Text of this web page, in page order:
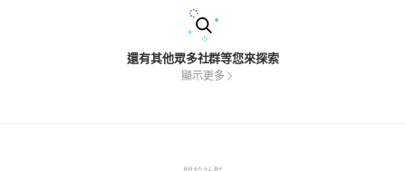
還有其他眾多社群等您來探索
顯示更多